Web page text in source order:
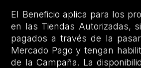
El Beneficio aplica para los
en las Tiendas Autorizadas,
pagados a través de la
Mercado Pago y tengan
de la Campaña. La